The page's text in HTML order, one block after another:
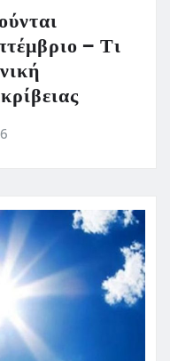
– Τι